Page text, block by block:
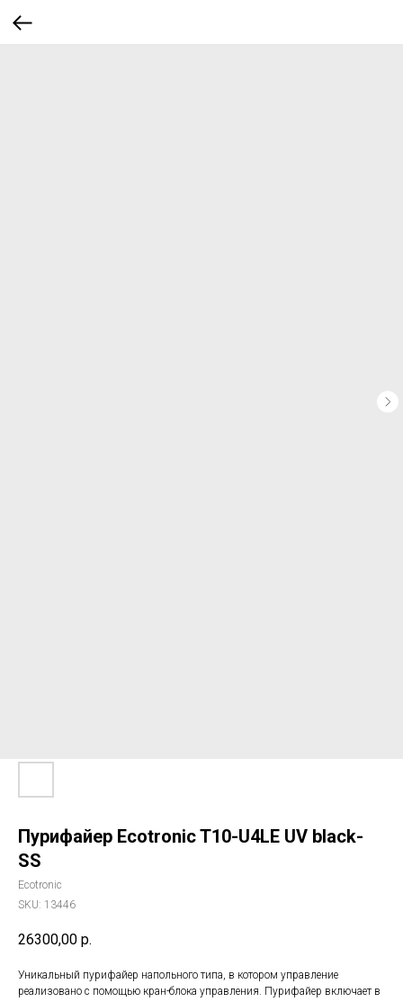
Пурифайер Ecotronic T10-U4LE UV black-
SS
Ecotronic
SKU: 13446
26300,00 р.
Уникальный пурифайер напольного типа, в котором управление
реализовано с помощью кран-блока управления. Пурифайер включает в